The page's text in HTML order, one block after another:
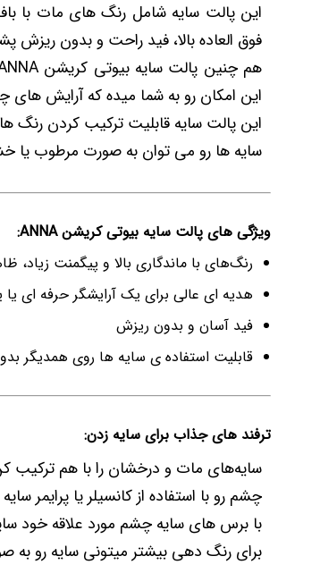
این پالت سایه شامل رنگ های مات با
فوق العاده بالا، فید راحت و بدون
این امکان رو به شما میده که آرایش
این پالت سایه قابلیت ترکیب کردن رنگ
سایه ها رو می توان به صورت مرطوب یا
ویژگی های پالت سایه بیوتی کریشن ANNA:
رنگ‌های با ماندگاری بالا و پیگمنت زیاد،
هدیه ای عالی برای یک آرایشگر حرفه ای
فید آسان و بدون ریزش
قابلیت استفاده ی سایه ها روی همدیگر
ترفند های جذاب برای سایه زدن:
سایه‌های مات و درخشان را با هم ترکیب
چشم رو با استفاده از کانسیلر یا پرایمر
با برس های سایه چشم مورد علاقه خود
برای رنگ دهی بیشتر میتونی سایه رو به